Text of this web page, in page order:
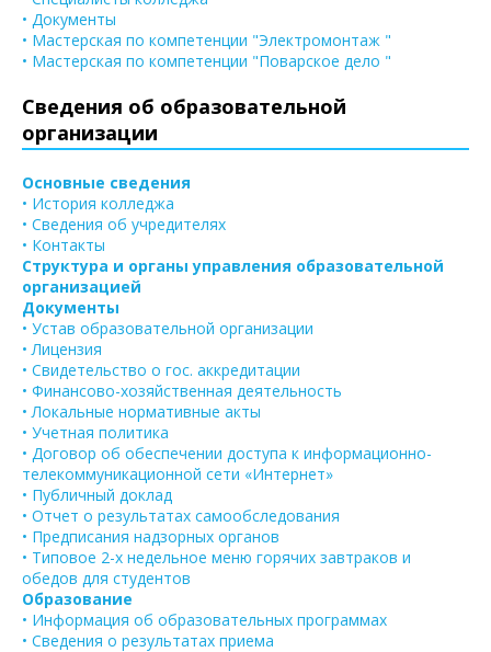
• Документы
• Мастерская по компетенции "Электромонтаж "
• Мастерская по компетенции "Поварское дело "
Сведения об образовательной
организации
Основные сведения
• История колледжа
• Сведения об учредителях
• Контакты
Структура и органы управления образовательной
организацией
Документы
• Устав образовательной организации
• Лицензия
• Свидетельство о гос. аккредитации
• Финансово-хозяйственная деятельность
• Локальные нормативные акты
• Учетная политика
• Договор об обеспечении доступа к информационно-
телекоммуникационной сети «Интернет»
• Публичный доклад
• Отчет о результатах самообследования
• Предписания надзорных органов
• Типовое 2-х недельное меню горячих завтраков и
обедов для студентов
Образование
• Информация об образовательных программах
• Сведения о результатах приема